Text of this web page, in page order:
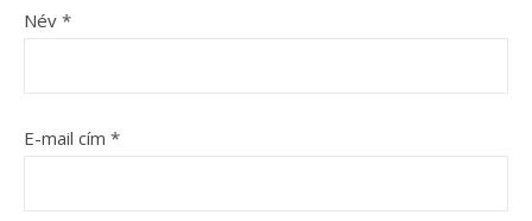
Név *
E-mail cím *